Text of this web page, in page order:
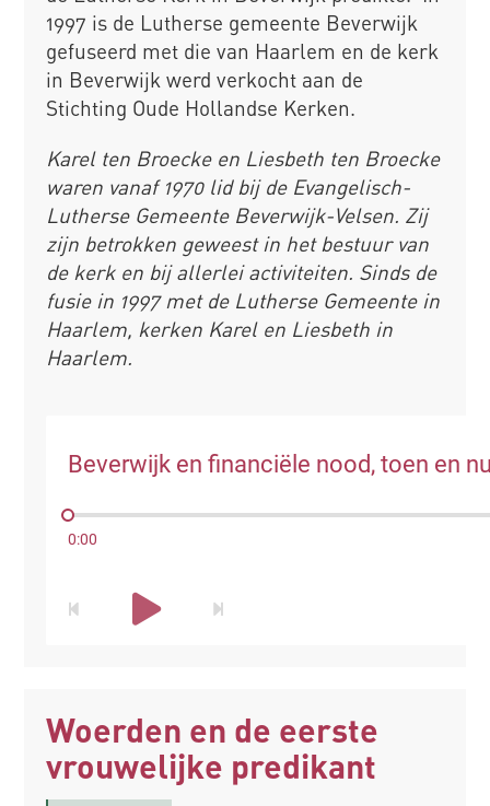
1997 is de Lutherse gemeente Beverwijk
gefuseerd met die van Haarlem en de kerk
in Beverwijk werd verkocht aan de
Stichting Oude Hollandse Kerken.
Karel ten Broecke en Liesbeth ten Broecke
waren vanaf 1970 lid bij de Evangelisch-
Lutherse Gemeente Beverwijk-Velsen. Zij
zijn betrokken geweest in het bestuur van
de kerk en bij allerlei activiteiten. Sinds de
fusie in 1997 met de Lutherse Gemeente in
Haarlem, kerken Karel en Liesbeth in
Haarlem.
Beverwijk en financiële nood, toen en
0:00
Woerden en de eerste
vrouwelijke predikant